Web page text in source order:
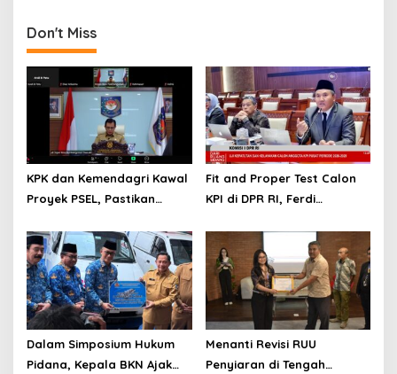
Don't Miss
KPK dan Kemendagri Kawal
Proyek PSEL, Pastikan
Gunakan Teknologi Ramah
Lingkungan
Fit and Proper Test Calon
KPI di DPR RI, Ferdi
Gagasan Transformasi
Menuju Ekosistem
Penyiaran yang Adaptif
Dalam Simposium Hukum
Pidana, Kepala BKN Ajak
Menanti Revisi RUU
Penyiaran di Tengah